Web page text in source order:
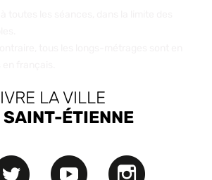
LA VILLE
SAINT-ÉTIENNE